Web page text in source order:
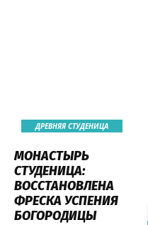
ДРЕВНЯЯ СТУДЕНИЦА
МОНАСТЫРЬ
СТУДЕНИЦА:
ВОССТАНОВЛЕНА
ФРЕСКА УСПЕНИЯ
БОГОРОДИЦЫ